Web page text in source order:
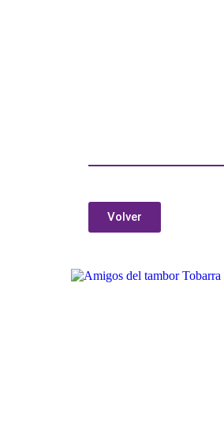
Volver